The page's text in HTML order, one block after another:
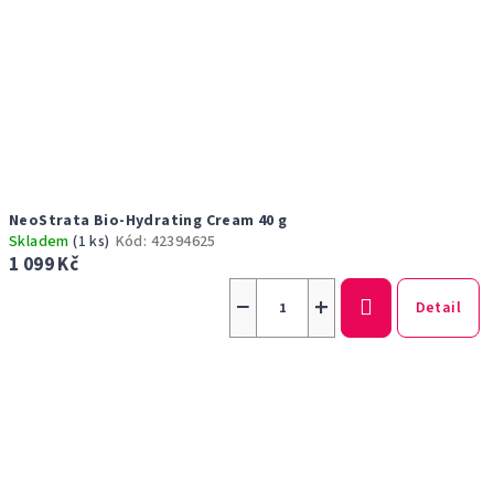
NeoStrata Bio-Hydrating Cream 40 g
Skladem(1 ks) Kód: 42394625
1 099 Kč
+
− Detail